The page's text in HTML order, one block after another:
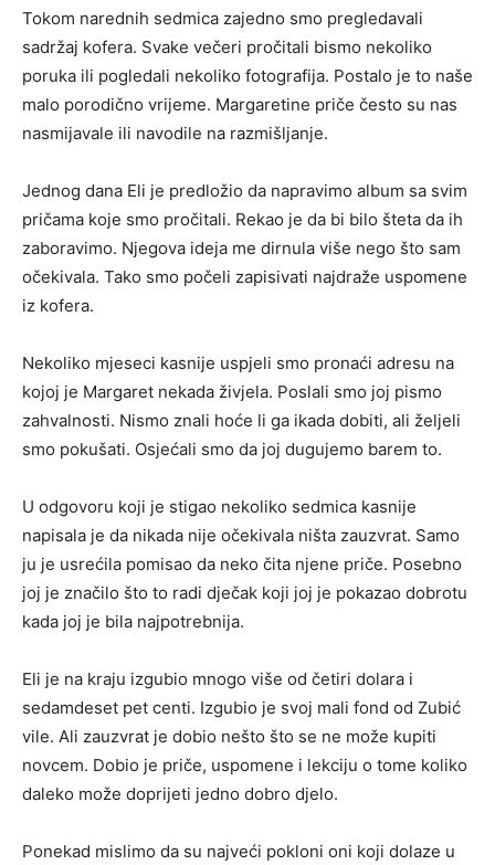
Tokom narednih sedmica zajedno smo pregledavali
sadržaj kofera. Svake večeri pročitali bismo nekoliko
poruka ili pogledali nekoliko fotografija. Postalo je to naše
malo porodično vrijeme. Margaretine priče često su nas
nasmijavale ili navodile na razmišljanje.
Jednog dana Eli je predložio da napravimo album sa svim
pričama koje smo pročitali. Rekao je da bi bilo šteta da ih
zaboravimo. Njegova ideja me dirnula više nego što sam
očekivala. Tako smo počeli zapisivati najdraže uspomene
iz kofera.
Nekoliko mjeseci kasnije uspjeli smo pronaći adresu na
kojoj je Margaret nekada živjela. Poslali smo joj pismo
zahvalnosti. Nismo znali hoće li ga ikada dobiti, ali željeli
smo pokušati. Osjećali smo da joj dugujemo barem to.
U odgovoru koji je stigao nekoliko sedmica kasnije
napisala je da nikada nije očekivala ništa zauzvrat. Samo
ju je usrećila pomisao da neko čita njene priče. Posebno
joj je značilo što to radi dječak koji joj je pokazao dobrotu
kada joj je bila najpotrebnija.
Eli je na kraju izgubio mnogo više od četiri dolara i
sedamdeset pet centi. Izgubio je svoj mali fond od Zubić
vile. Ali zauzvrat je dobio nešto što se ne može kupiti
novcem. Dobio je priče, uspomene i lekciju o tome koliko
daleko može doprijeti jedno dobro djelo.
Ponekad mislimo da su najveći pokloni oni koji dolaze u